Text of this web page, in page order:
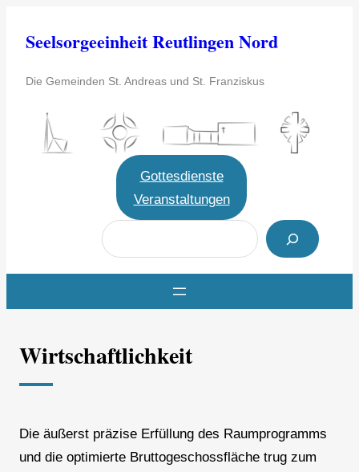
InhaltSeelsorgeeinheit Reutlingen Nord
Die Gemeinden St. Andreas und St. Franziskus
Gottesdienste
Veranstaltungen
S
u
c
Wirtschaftlichkeit
Die äußerst präzise Erfüllung des Raumprogramms
und die optimierte Bruttogeschossfläche trug zum